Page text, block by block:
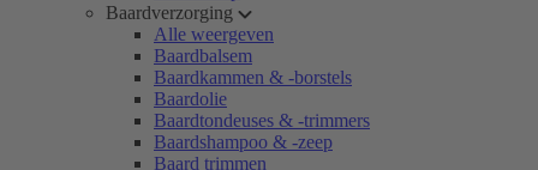
Baardverzorging
Alle weergeven
Baardbalsem
Baardkammen & -borstels
Baardolie
Baardtondeuses & -trimmers
Baardshampoo & -zeep
Baard trimmen